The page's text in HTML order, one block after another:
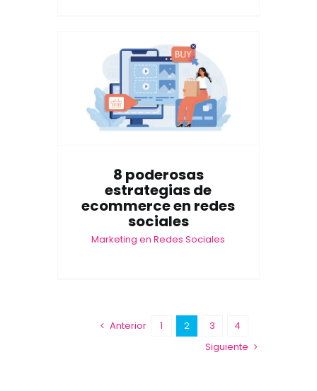
8 poderosas
estrategias de
ecommerce en redes
sociales
Marketing en Redes Sociales
Anterior 1 2 3
4
Siguiente